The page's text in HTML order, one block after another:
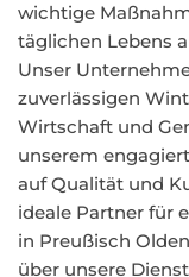
wichtige
täglichen Lebens
Unser
zuverlässigen
Wirtschaft und
unserem
auf Qualität und
ideale Partner für
in Preußisch
über unsere